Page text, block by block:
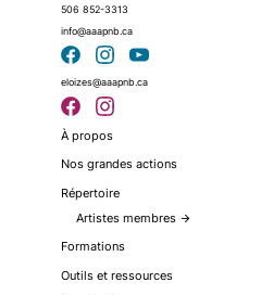
506 852-3313
info@aaapnb.ca
eloizes@aaapnb.ca
À propos
Nos grandes actions
Répertoire
Artistes membres arrow_forward
Formations
Outils et ressources